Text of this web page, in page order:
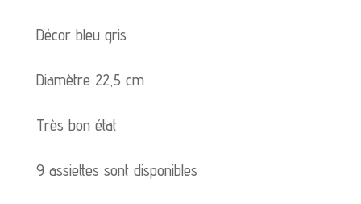
Décor bleu gris
Diamètre 22,5 cm
Très bon état
9 assiettes sont disponibles